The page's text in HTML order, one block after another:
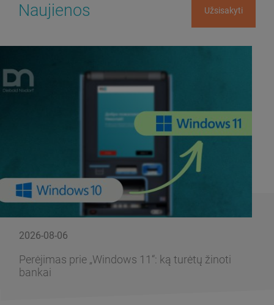
Naujienos Užsisakyti
2026-08-06
Perėjimas prie „Windows 11“: ką turėtų žinoti
bankai